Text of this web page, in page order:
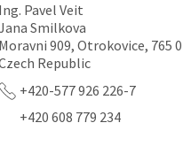
Ing. Pavel Veit
Smilkova
Moravni 909, Otrokovice, 765
Republic
+420-577 926 226-7
+420 608 779 234